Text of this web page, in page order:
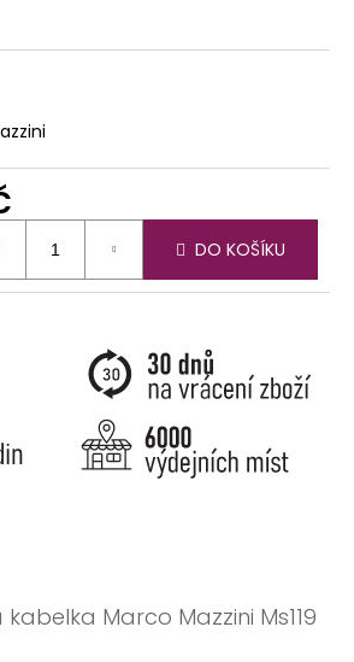
DO KOŠÍKU
kabelka Marco Mazzini Ms119